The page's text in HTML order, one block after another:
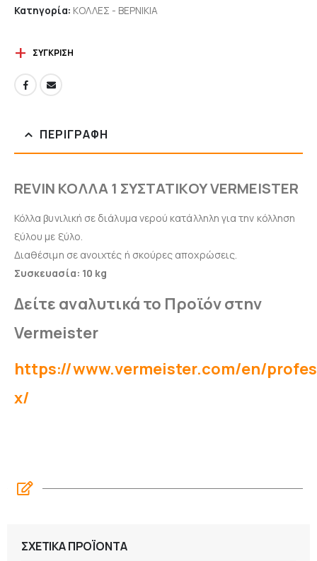
Κατηγορία: ΚΟΛΛΕΣ - ΒΕΡΝΙΚΙΑ
ΣΎΓΚΡΙΣΗ
ΠΕΡΙΓΡΑΦΉ
REVIN ΚΟΛΛΑ 1 ΣΥΣΤΑΤΙΚΟΥ VERMEISTER
Κόλλα βυνιλική σε διάλυμα νερού κατάλληλη για την κόλληση
ξύλου με ξύλο.
Διαθέσιμη σε ανοιχτές ή σκούρες αποχρώσεις.
Συσκευασία: 10 kg
Δείτε αναλυτικά το Προϊόν στην
Vermeister
https://www.vermeister.com/en/
x/
ΣΧΕΤΙΚΆ ΠΡΟΪΌΝΤΑ